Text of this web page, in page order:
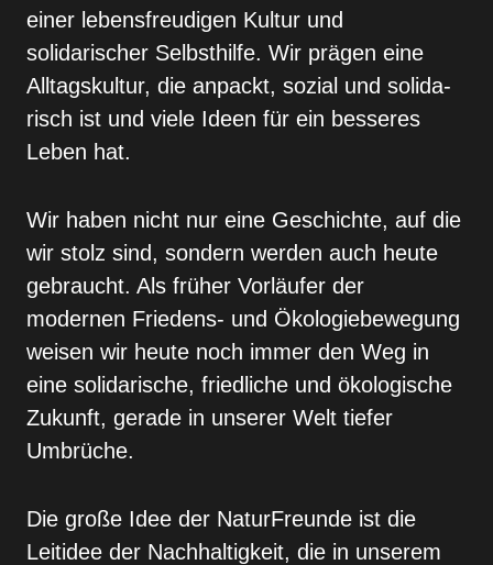
einer lebensfreu­digen Kultur und
solidarischer Selbsthilfe. Wir prä­gen eine
Alltagskultur, die anpackt, sozial und solida­
risch ist und viele Ideen für ein besseres
Leben hat.
Wir haben nicht nur eine Geschichte, auf die
wir stolz sind, sondern werden auch heute
gebraucht. Als frü­her Vorläufer der
modernen Friedens- und Ökologie­bewegung
weisen wir heute noch immer den Weg in
eine solidarische, friedliche und ökologische
Zukunft, gerade in unserer Welt tiefer
Umbrüche.
Die große Idee der NaturFreunde ist die
Leitidee der Nachhaltigkeit, die in unserem